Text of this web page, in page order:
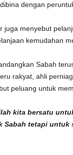
dengan
juga menyebut
kemudahan
Sabah
rakyat, ahli
peluang untuk
kita bersatu
Sabah tetapi untuk